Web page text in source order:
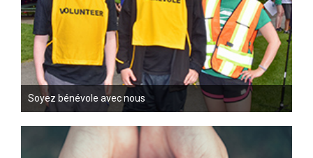
Soyez bénévole avec nous